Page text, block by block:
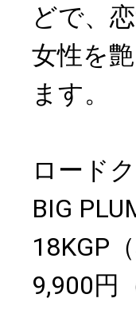
どで、
女性を
ます。
ロード
BIG
18KGP
9,900円